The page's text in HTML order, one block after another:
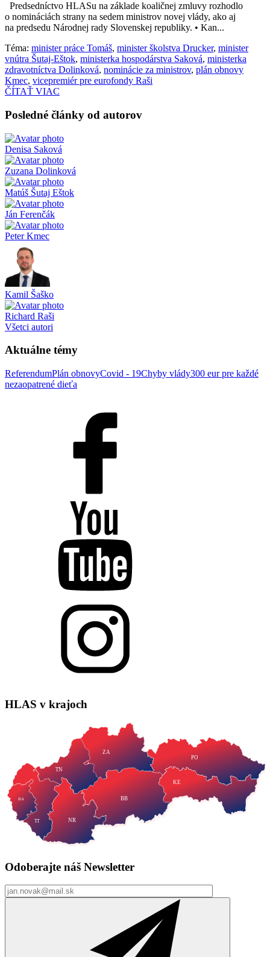
Predsedníctvo HLASu na základe koaličnej zmluvy rozhodlo
o nomináciách strany na sedem ministrov novej vlády, ako aj
na predsedu Národnej rady Slovenskej republiky. • Kan...
Téma: minister práce Tomáš, minister školstva Drucker, minister
vnútra Šutaj-Eštok, ministerka hospodárstva Saková, ministerka
zdravotníctva Dolinková, nominácie za ministrov, plán obnovy
Kmec, vicepremiér pre eurofondy Raši
ČÍTAŤ VIAC
Posledné články od autorov
Denisa Saková
Zuzana Dolinková
Matúš Šutaj Eštok
Ján Ferenčák
Peter Kmec
Kamil Šaško
Richard Raši
Všetci autori
Aktuálne témy
ReferendumPlán obnovyCovid - 19Chyby vlády300 eur pre každé
nezaopatrené dieťa
HLAS v krajoch
TT NR
TN
ZA
BB
PO
KE
BA
Odoberajte náš Newsletter